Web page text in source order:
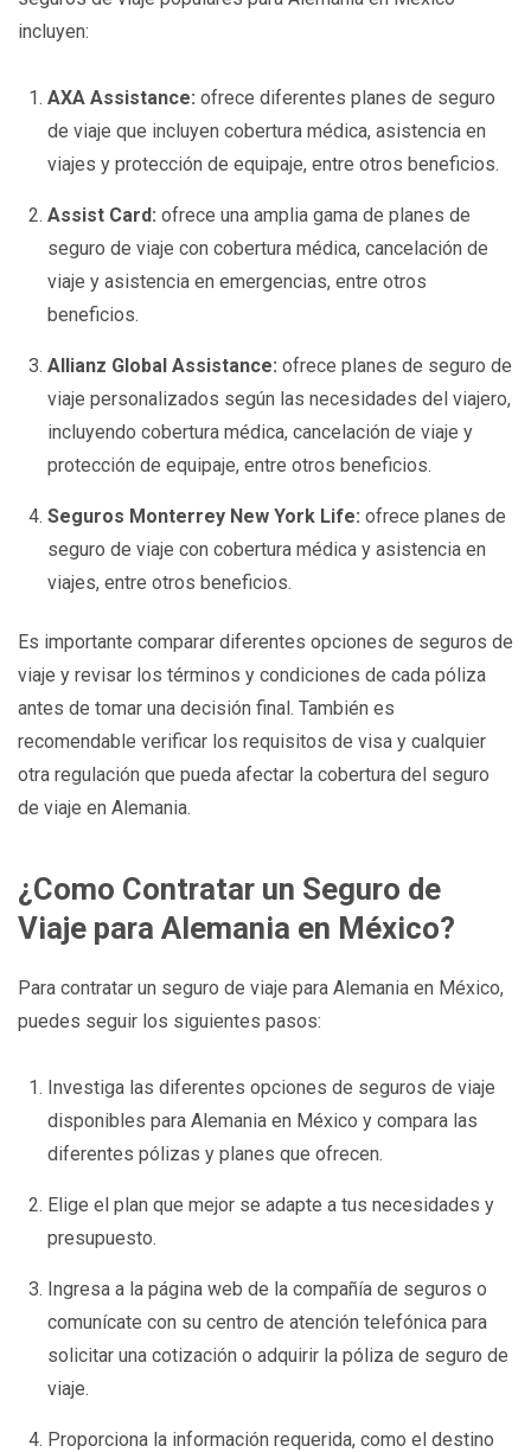
incluyen:
AXA Assistance: ofrece diferentes planes de seguro
de viaje que incluyen cobertura médica, asistencia en
viajes y protección de equipaje, entre otros beneficios.
Assist Card: ofrece una amplia gama de planes de
seguro de viaje con cobertura médica, cancelación de
viaje y asistencia en emergencias, entre otros
beneficios.
Allianz Global Assistance: ofrece planes de seguro de
viaje personalizados según las necesidades del viajero,
incluyendo cobertura médica, cancelación de viaje y
protección de equipaje, entre otros beneficios.
Seguros Monterrey New York Life:ofrece planes de
seguro de viaje con cobertura médica y asistencia en
viajes, entre otros beneficios.
Es importante comparar diferentes opciones de seguros de
viaje y revisar los términos y condiciones de cada póliza
antes de tomar una decisión final. También es
recomendable verificar los requisitos de visa y cualquier
otra regulación que pueda afectar la cobertura del seguro
de viaje en Alemania.
¿Como Contratar un Seguro de
Viaje para Alemania en México?
Para contratar un seguro de viaje para Alemania en México,
puedes seguir los siguientes pasos:
Investiga las diferentes opciones de seguros de viaje
disponibles para Alemania en México y compara las
diferentes pólizas y planes que ofrecen.
Elige el plan que mejor se adapte a tus necesidades y
presupuesto.
Ingresa a la página web de la compañía de seguros o
comunícate con su centro de atención telefónica para
solicitar una cotización o adquirir la póliza de seguro de
viaje.
Proporciona la información requerida, como el destino